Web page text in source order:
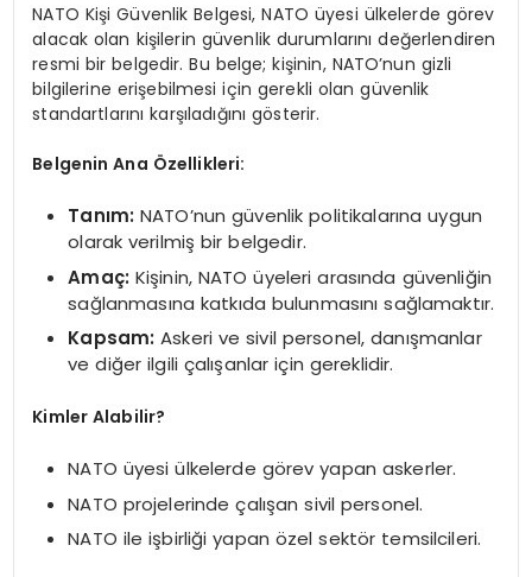
NATO Kişi Güvenlik Belgesi, NATO üyesi ülkelerde görev
alacak olan kişilerin güvenlik durumlarını değerlendiren
resmi bir belgedir. Bu belge; kişinin, NATO’nun gizli
bilgilerine erişebilmesi için gerekli olan güvenlik
standartlarını karşıladığını gösterir.
Belgenin Ana Özellikleri:
Tanım: NATO’nun güvenlik politikalarına uygun
olarak verilmiş bir belgedir.
Amaç: Kişinin, NATO üyeleri arasında güvenliğin
sağlanmasına katkıda bulunmasını sağlamaktır.
Kapsam: Askeri ve sivil personel, danışmanlar
ve diğer ilgili çalışanlar için gereklidir.
Kimler Alabilir?
NATO üyesi ülkelerde görev yapan askerler.
NATO projelerinde çalışan sivil personel.
NATO ile işbirliği yapan özel sektör temsilcileri.